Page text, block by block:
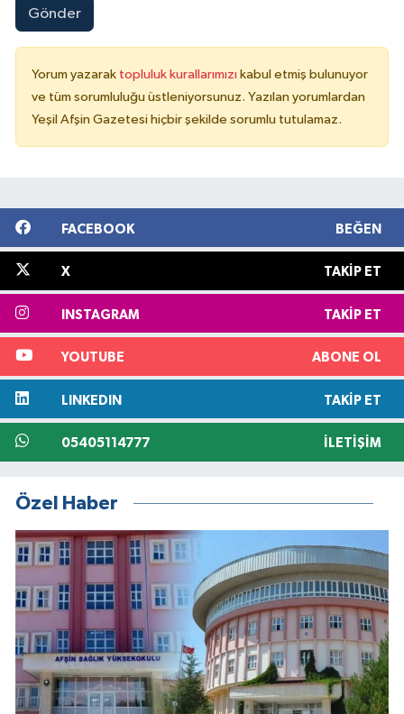
Gönder
Yorum yazarak topluluk kurallarımızı kabul etmiş bulunuyor
ve tüm sorumluluğu üstleniyorsunuz. Yazılan yorumlardan
Yeşil Afşin Gazetesi hiçbir şekilde sorumlu tutulamaz.
FACEBOOK BEĞEN
X TAKIP ET
INSTAGRAM TAKIP ET
YOUTUBE ABONE OL
LINKEDIN TAKIP ET
05405114777 İLETIŞIM
Özel Haber